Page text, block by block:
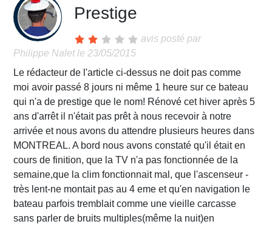
Prestige
avis posté par
Philippe Naletle 23/05/2015
Le rédacteur de l'article ci-dessus ne doit pas comme
moi avoir passé 8 jours ni même 1 heure sur ce bateau
qui n'a de prestige que le nom! Rénové cet hiver après 5
ans d'arrêt il n'était pas prêt à nous recevoir à notre
arrivée et nous avons du attendre plusieurs heures dans
MONTREAL. A bord nous avons constaté qu'il était en
cours de finition, que la TV n'a pas fonctionnée de la
semaine,que la clim fonctionnait mal, que l'ascenseur -
très lent-ne montait pas au 4 eme et qu'en navigation le
bateau parfois tremblait comme une vieille carcasse
sans parler de bruits multiples(même la nuit)en